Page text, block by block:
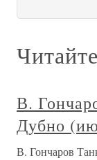
В.
Дубно
В. Гончаров